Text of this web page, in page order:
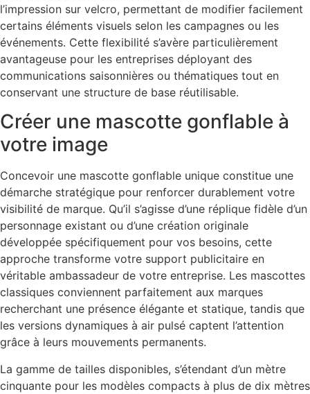
l’impression sur velcro, permettant de modifier facilement
certains éléments visuels selon les campagnes ou les
événements. Cette flexibilité s’avère particulièrement
avantageuse pour les entreprises déployant des
communications saisonnières ou thématiques tout en
conservant une structure de base réutilisable.
Créer une mascotte gonflable à
votre image
Concevoir une mascotte gonflable unique constitue une
démarche stratégique pour renforcer durablement votre
visibilité de marque. Qu’il s’agisse d’une réplique fidèle d’un
personnage existant ou d’une création originale
développée spécifiquement pour vos besoins, cette
approche transforme votre support publicitaire en
véritable ambassadeur de votre entreprise. Les mascottes
classiques conviennent parfaitement aux marques
recherchant une présence élégante et statique, tandis que
les versions dynamiques à air pulsé captent l’attention
grâce à leurs mouvements permanents.
La gamme de tailles disponibles, s’étendant d’un mètre
cinquante pour les modèles compacts à plus de dix mètres